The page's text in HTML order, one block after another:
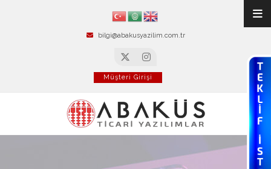
bilgi@abakusyazilim.com.tr
Müşteri Girişi